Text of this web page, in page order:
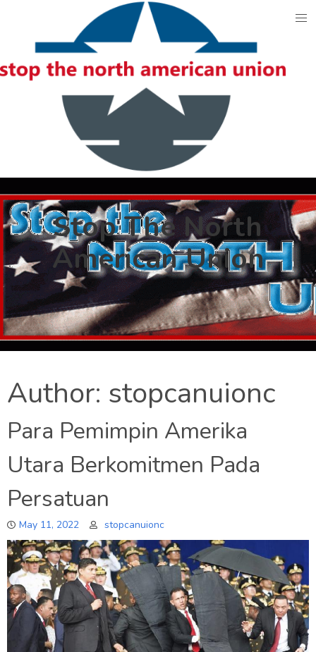
content
Stop The North
American Union
Author: stopcanuionc
Para Pemimpin Amerika
Utara Berkomitmen Pada
Persatuan
May 11, 2022 stopcanuionc